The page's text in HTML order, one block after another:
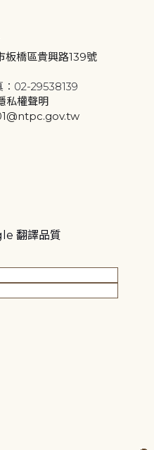
板橋區貴興路139號
02-29538139
私權聲明
翻譯品質